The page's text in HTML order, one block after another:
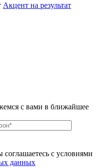
Акцент на результат
с вами в ближайшее
с условиями
данных